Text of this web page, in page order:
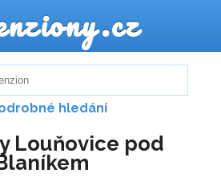
hledání
Louňovice pod